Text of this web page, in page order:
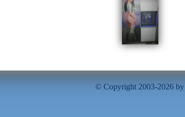
© Copyright 2003-2026